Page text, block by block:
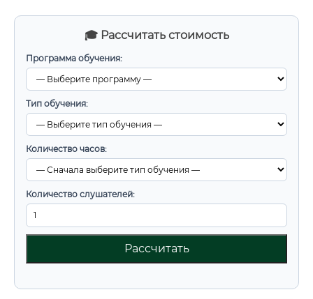
🎓 Рассчитать стоимость
Программа обучения:
Тип обучения:
Количество часов:
Количество слушателей:
Рассчитать